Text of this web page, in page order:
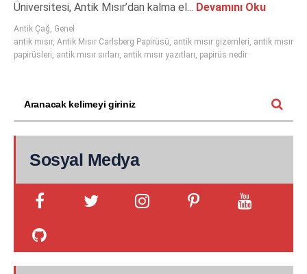
Üniversitesi, Antik Mısır’dan kalma el... Devamını Oku
Antik Çağ, Genel
antik mısır, Antik Mısır Carlsberg Papirüsü, antik mısır gizemleri, antik mısır
papirüsleri, antik mısır sırları, antik mısır yazıtları, papirüs nedir
Sosyal Medya